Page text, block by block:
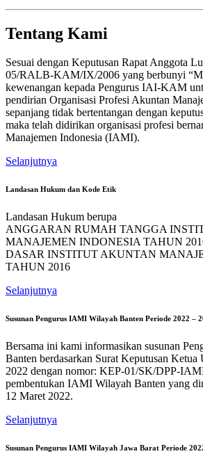
Tentang Kami
Sesuai dengan Keputusan Rapat Anggota
05/RALB-KAM/IX/2006 yang berbunyi
kewenangan kepada Pengurus IAI-KAM
pendirian Organisasi Profesi Akuntan
sepanjang tidak bertentangan dengan
maka telah didirikan organisasi profesi
Manajemen Indonesia (IAMI).
Selanjutnya
Landasan Hukum dan Kode Etik
Landasan Hukum berupa
ANGGARAN RUMAH TANGGA
MANAJEMEN INDONESIA TAHUN
DASAR INSTITUT AKUNTAN
TAHUN 2016
Selanjutnya
Susunan Pengurus IAMI Wilayah Banten Periode 2022 –
Bersama ini kami informasikan susunan
Banten berdasarkan Surat Keputusan
2022 dengan nomor: KEP-01/SK/DPP-
pembentukan IAMI Wilayah Banten yang
12 Maret 2022.
Selanjutnya
Susunan Pengurus IAMI Wilayah Jawa Barat Periode